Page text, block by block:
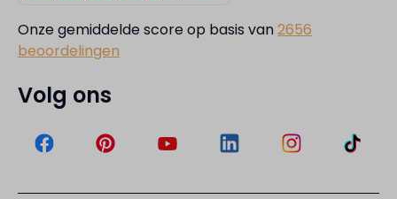
Onze gemiddelde score op basis van2656
beoordelingen
Volg ons